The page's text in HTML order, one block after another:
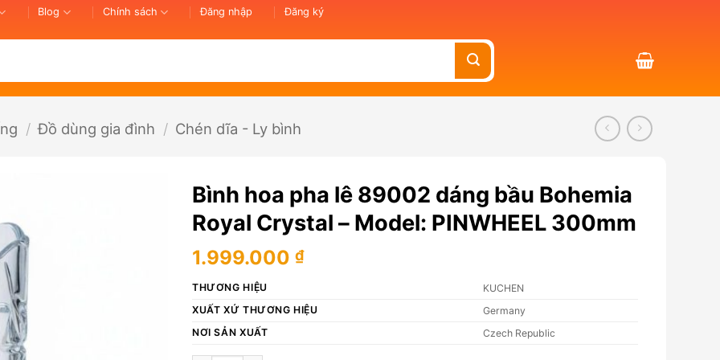
Blog Chính sách Đăng nhập Đăng ký
/ Đồ dùng gia đình / Chén dĩa - Ly bình
Bình hoa pha lê 89002 dáng bầu Bohemia
Royal Crystal – Model: PINWHEEL 300mm
1.999.000 ₫
THƯƠNG HIỆU
KUCHEN
XUẤT XỨ THƯƠNG HIỆU
Germany
NƠI SẢN XUẤT
Czech Republic